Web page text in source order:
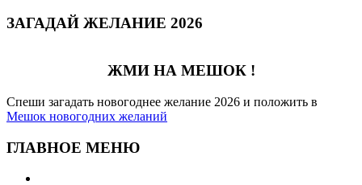
ЗАГАДАЙ ЖЕЛАНИЕ 2026
ЖМИ НА МЕШОК !
Спеши загадать новогоднее желание 2026 и положить в
Мешок новогодних желаний
ГЛАВНОЕ МЕНЮ